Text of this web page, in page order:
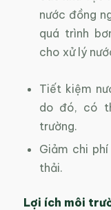
nước đồng
quá trình
cho xử lý
Tiết kiệm
do đó, có
trường.
Giảm chi
thải.
Lợi ích môi